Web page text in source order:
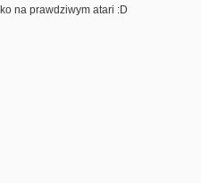
na prawdziwym atari :D